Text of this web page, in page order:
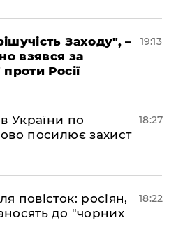
Заходу", –
взявся за
Росії
19:13
України по
посилює захист
18:27
повісток: росіян,
до "чорних
18:22